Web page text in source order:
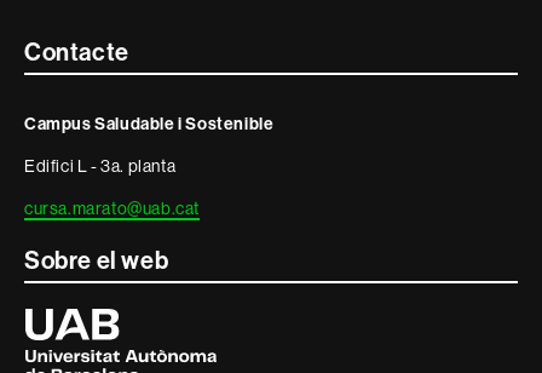
Contacte
informació
legal
Contacte
Campus Saludable i Sostenible
Edifici L - 3a. planta
cursa.marato@uab.cat
Sobre el web
Universitat
Autònoma
de
Barcelona